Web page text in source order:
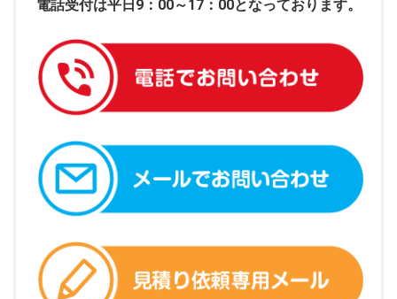
電話受付は平日9：00～17：00となっております。